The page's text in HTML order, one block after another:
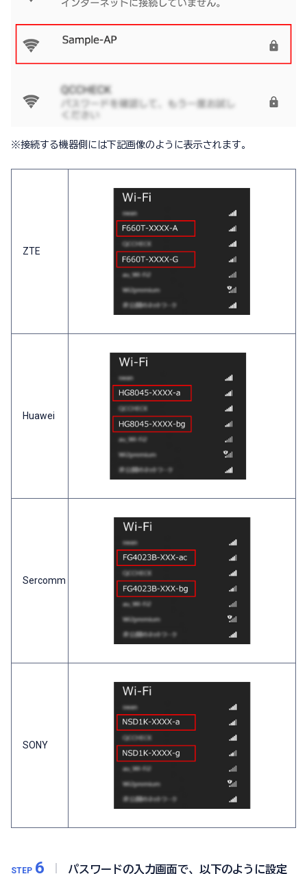
※接続する機器側には下記画像のように表示されます。
ZTE
Huawei
Sercomm
SONY
STEP 6 パスワードの入力画面で、以下のように設定